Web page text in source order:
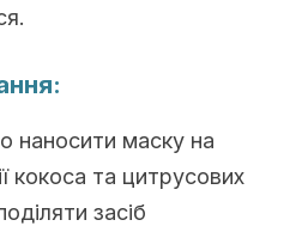
наносити маску на
кокоса та цитрусових
засіб